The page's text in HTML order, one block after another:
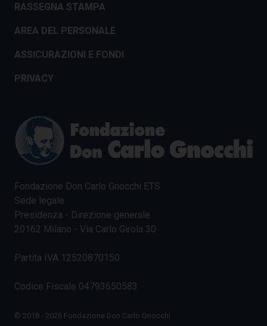
RASSEGNA STAMPA
AREA DEL PERSONALE
ASSICURAZIONI E FONDI
PRIVACY
Fondazione Don Carlo Gnocchi ETS
Sede legale
Presidenza - Direzione generale
20162 Milano - Via Carlo Girola 30
Partita IVA 12520870150
Codice Fiscale 04793650583
© 2018 - 2026 Fondazione Don Carlo Gnocchi